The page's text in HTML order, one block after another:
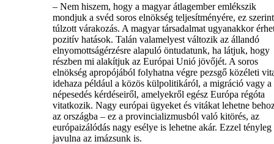
– Nem hiszem, hogy a magyar átlagember emlékszik
mondjuk a svéd soros elnökség teljesítményére, ez
túlzott várakozás. A magyar társadalmat ugyanakkor
pozitív hatások. Talán valamelyest változik az állandó
elnyomottságérzésre alapuló öntudatunk, ha látjuk, hogy
részben mi alakítjuk az Európai Unió jövőjét. A soros
elnökség apropójából folyhatna végre pezsgő közéleti
idehaza például a közös külpolitikáról, a migráció vagy a
népesedés kérdéseiről, amelyekről egész Európa régóta
vitatkozik. Nagy európai ügyeket és vitákat lehetne
az országba – ez a provincializmusból való kitörés, az
európaizálódás nagy esélye is lehetne akár. Ezzel tényleg
javulna az imázsunk is.